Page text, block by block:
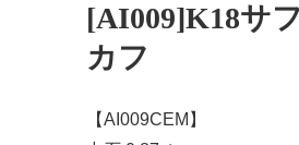
[AI009]K18サ
カフ
【AI009CEM】